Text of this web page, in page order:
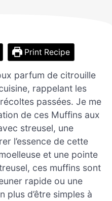
Print Recipe
parfum de citrouille
rappelant les
passées. Je me
de ces Muffins aux
streusel, une
l’essence de cette
et une pointe
ces muffins sont
rapide ou une
plus d’être simples à